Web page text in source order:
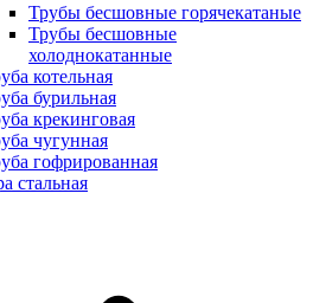
Трубы бесшовные горячекатаные
Трубы бесшовные
холоднокатанные
котельная
бурильная
крекинговая
чугунная
гофрированная
стальная